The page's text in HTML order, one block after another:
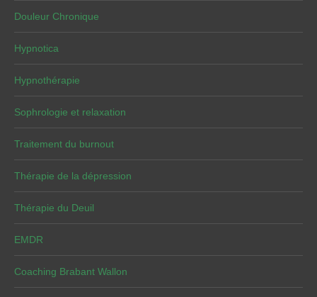
Douleur Chronique
Hypnotica
Hypnothérapie
Sophrologie et relaxation
Traitement du burnout
Thérapie de la dépression
Thérapie du Deuil
EMDR
Coaching Brabant Wallon